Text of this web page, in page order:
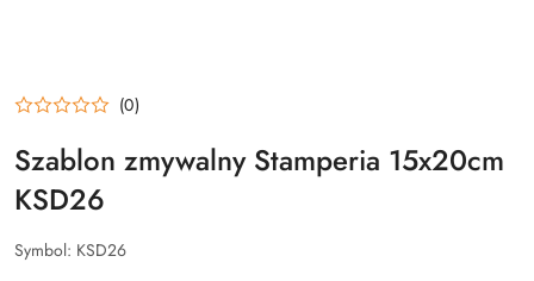
(0)
Szablon zmywalny Stamperia 15x20cm
KSD26
Symbol: KSD26